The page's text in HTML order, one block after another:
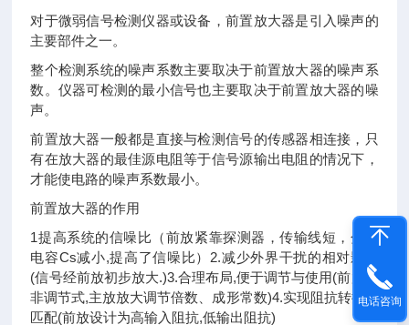
对于微弱信号检测仪器或设备，前置放大器是引入噪声的
主要部件之一。
整个检测系统的噪声系数主要取决于前置放大器的噪声系
数。仪器可检测的最小信号也主要取决于前置放大器的噪
声。
前置放大器一般都是直接与检测信号的传感器相连接，只
有在放大器的最佳源电阻等于信号源输出电阻的情况下，
才能使电路的噪声系数最小。
前置放大器的作用
1提高系统的信噪比（前放紧靠探测器，传输线短，分布
电容Cs减小,提高了信噪比）2.减少外界干扰的相对影响
(信号经前放初步放大.)3.合理布局,便于调节与使用(前放为
非调节式,主放放大调节倍数、成形常数)4.实现阻抗转换和
匹配(前放设计为高输入阻抗,低输出阻抗)
电话咨询